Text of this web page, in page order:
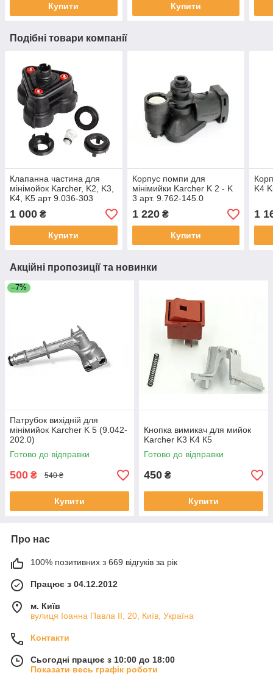
Купити Купити
Подібні товари компанії
Клапанна частина для
мінімойок Karcher, K2, K3,
K4, K5 арт 9.036-303
1 000 ₴
Купити
Корпус помпи для
мінімийки Karcher K 2 - K
3 арт. 9.762-145.0
1 220₴
Купити
K4
1
Акційні пропозиції та новинки
–7%
Патрубок вихідній для
мінімийок Karcher K 5 (9.042-
202.0)
Готово до відправки
500 ₴ 540 ₴
Купити
Кнопка вимикач для мийок
Karcher K3 K4 К5
Готово до відправки
450 ₴
Купити
Про нас
100% позитивних з 669 відгуків за рік
Працює з 04.12.2012
м. Київ
вулиця Іоанна Павла ІІ, 20, Київ, Україна
Контакти
Сьогодні працює з 10:00 до 18:00
Показати весь графік роботи